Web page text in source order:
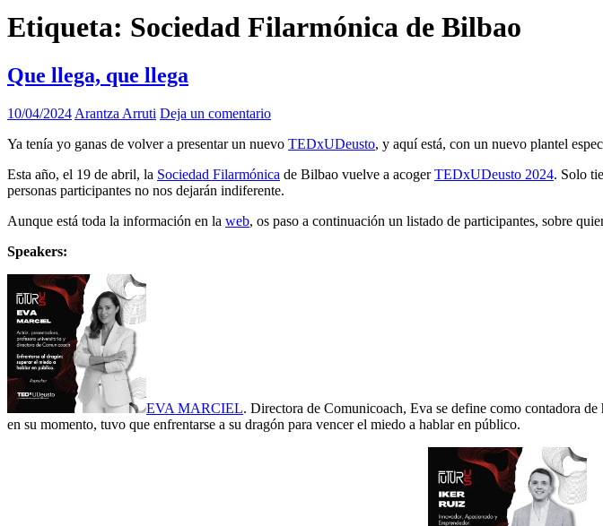
Etiqueta: Sociedad Filarmónica de Bilbao
Que llega, que llega
10/04/2024 Arantza Arruti Deja un comentario
Ya tenía yo ganas de volver a presentar un nuevo TEDxUDeusto, y aquí está, con un nuevo plantel
Esta año, el 19 de abril, la Sociedad Filarmónica de Bilbao vuelve a acogerTEDxUDeusto 2024. Solo
personas participantes no nos dejarán indiferente.
Aunque está toda la información en la web, os paso a continuación un listado de participantes, sobre
Speakers:
EVA MARCIEL. Directora de Comunicoach, Eva se define como contadora
en su momento, tuvo que enfrentarse a su dragón para vencer el miedo a hablar en público.